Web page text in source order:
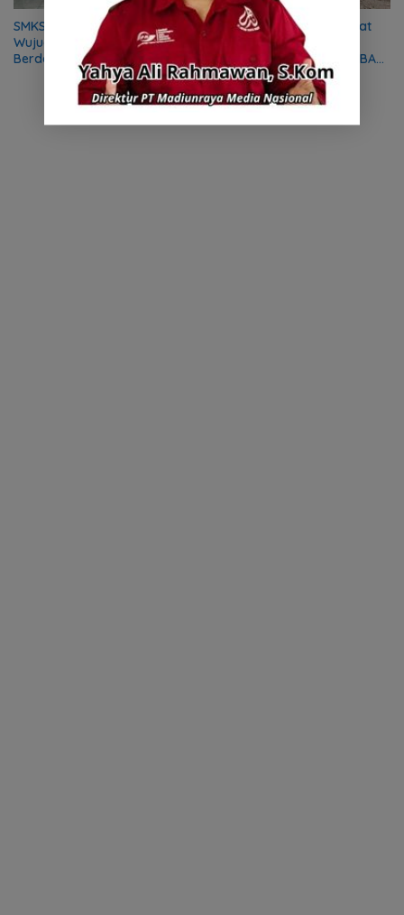
SMKS ISLAM 1 KOTA BLITAR
Wujudkan Vokasi
Berdampak Melalui Pelatihan
Mekanik bagi Komunitas DMI
MPM Honda Jatim Perkuat
Pengelolaan Sampah
Berkelanjutan Melalui TEBA
Modern